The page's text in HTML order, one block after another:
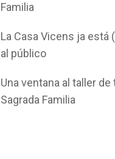
Familia
La Casa Vicens ja está
al público
Una ventana al taller
Sagrada Familia